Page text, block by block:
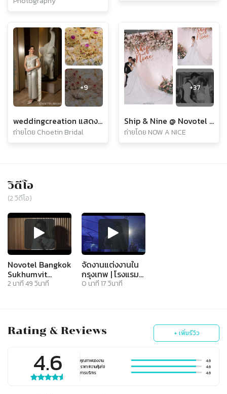
+9
weddingcreation แสดงแบบโดยคุณจีน่า
ถ่ายโดย Choetin Bridal
+37
Ship & Nine @ Novotel Bangkok Sukhumvit 20
ถ่ายโดย NOW A NICE
วิดีโอ
(2วิดีโอ)
Novotel Bangkok
Sukhumvit
20.mp4
2 นาที49วินาที
จัดงานแต่งงานใน
กรุงเทพ | โรงแรม
โนโวเทลกรุงเทพ
0 นาที17วินาที
Rating & Reviews + เพิ่มรีวิว
4.6 คุณภาพของงาน
4.6
ราคา (ความคุ้มค่า)
4.6
การบริการ
4.6